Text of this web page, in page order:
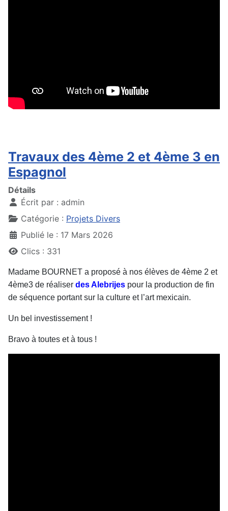
Travaux des 4ème 2 et 4ème 3 en
Espagnol
Détails
Écrit par : admin
Catégorie : Projets Divers
Publié le : 17 Mars 2026
Clics : 331
Madame BOURNET a proposé à nos élèves de 4ème 2 et
4ème3 de réaliser des Alebrijes pour la production de fin
de séquence portant sur la culture et l’art mexicain.
Un bel investissement !
Bravo à toutes et à tous !